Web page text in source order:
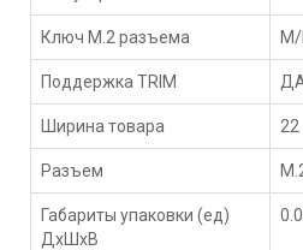
Ключ M.2 разъема
Поддержка TRIM
Ширина товара 22
Разъем
Габариты упаковки (ед)
ДхШхВ